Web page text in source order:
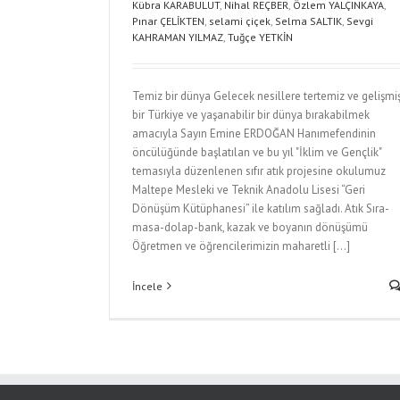
Kübra KARABULUT, Nihal REÇBER Özlem YALÇINKAYA
Pınar ÇELİKTEN selami çiçek Selma SALTIK Sevgi
KAHRAMAN YILMAZ Tuğçe YETKİN
Temiz bir dünya Gelecek nesillere tertemiz ve
bir Türkiye ve yaşanabilir bir dünya bırakabilmek
amacıyla Sayın Emine ERDOĞAN Hanımefendinin
öncülüğünde başlatılan ve bu yıl "İklim ve Gençlik"
temasıyla düzenlenen sıfır atık projesine okulumuz
Maltepe Mesleki ve Teknik Anadolu Lisesi “Geri
Dönüşüm Kütüphanesi” ile katılım sağladı. Atık Sıra-
masa-dolap-bank, kazak ve boyanın dönüşümü
Öğretmen ve öğrencilerimizin maharetli [...]
İncele